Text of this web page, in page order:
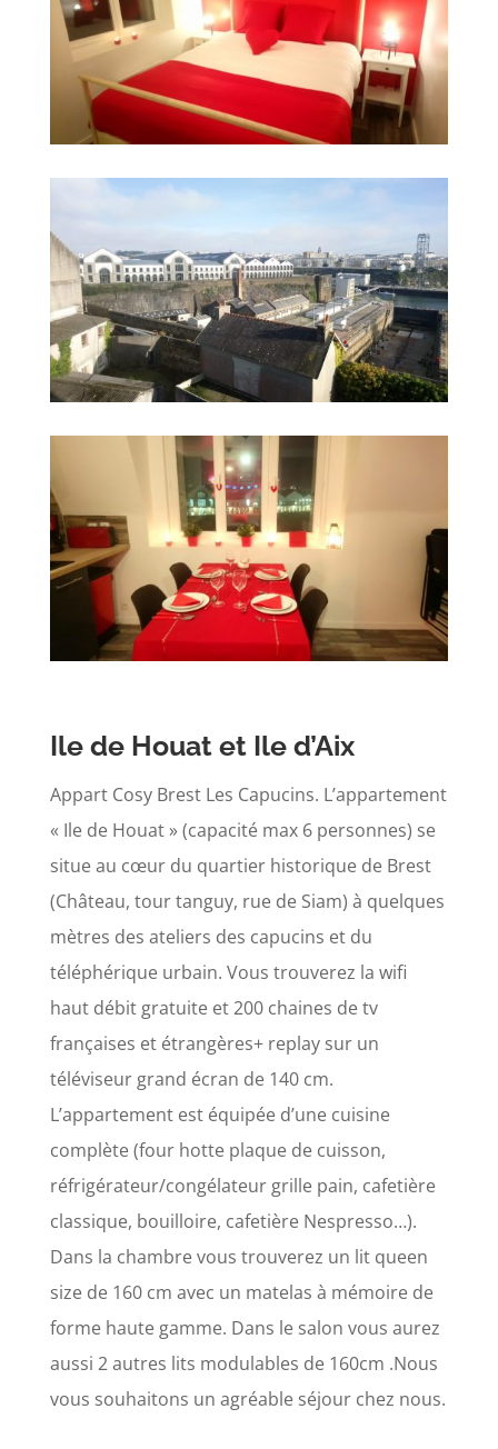
Ile de Houat et Ile d’Aix
Appart Cosy Brest Les Capucins. L’appartement
« Ile de Houat » (capacité max 6 personnes) se
situe au cœur du quartier historique de Brest
(Château, tour tanguy, rue de Siam) à quelques
mètres des ateliers des capucins et du
téléphérique urbain. Vous trouverez la wifi
haut débit gratuite et 200 chaines de tv
françaises et étrangères+ replay sur un
téléviseur grand écran de 140 cm.
L’appartement est équipée d’une cuisine
complète (four hotte plaque de cuisson,
réfrigérateur/congélateur grille pain, cafetière
classique, bouilloire, cafetière Nespresso…).
Dans la chambre vous trouverez un lit queen
size de 160 cm avec un matelas à mémoire de
forme haute gamme. Dans le salon vous aurez
aussi 2 autres lits modulables de 160cm .Nous
vous souhaitons un agréable séjour chez nous.